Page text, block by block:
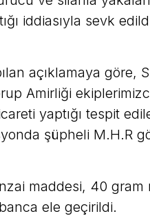
iddiasıyla sevk
açıklamaya göre,
Amirliği
yaptığı tespit
şüpheli M.H.R
maddesi, 40 gram
ele geçirildi.